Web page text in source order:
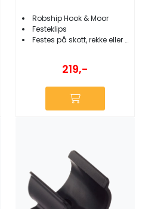
Robship Hook & Moor
Festeklips
Festes på skott, rekke eller wire
219,-